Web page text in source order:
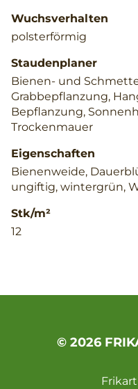
Wuchsverhalten
polsterförmig
Staudenplaner
Bienen- und
Grabbepflanzung,
Bepflanzung,
Trockenmauer
Eigenschaften
Bienenweide,
ungiftig, wintergrün,
Stk/m²
12
© 2026